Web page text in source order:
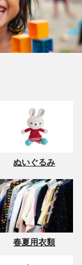
ぬいぐるみ
春夏用衣類